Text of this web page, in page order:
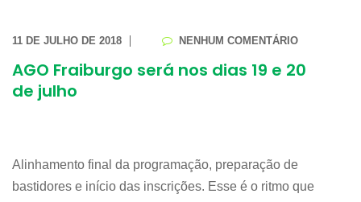
11 DE JULHO DE 2018 NENHUM COMENTÁRIO
AGO Fraiburgo será nos dias 19 e 20
de julho
Alinhamento final da programação, preparação de
bastidores e início das inscrições. Esse é o ritmo que